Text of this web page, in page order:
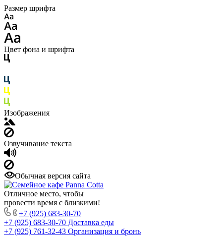
Размер шрифта
Цвет фона и шрифта
Изображения
Озвучивание текста
Обычная версия сайта
Отличное место, чтобы
провести время с близкими!
+7 (925) 683-30-70
+7 (925) 683-30-70 Доставка еды
+7 (925) 761-32-43 Организация и бронь